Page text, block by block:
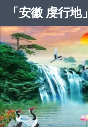
跳至内容
「安徽 虔行地」